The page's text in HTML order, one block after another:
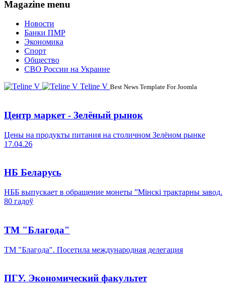
Magazine menu
Новости
Банки ПМР
Экономика
Спорт
Общество
СВО России на Украине
Teline V Best News Template For Joomla
Центр маркет - Зелёный рынок
Цены на продукты питания на столичном Зелёном рынке
17.04.26
НБ Беларусь
НББ выпускает в обращение монеты ”Мінскі трактарны завод.
80 гадоў
ТМ "Благода"
ТМ "Благода". Посетила международная делегация
ПГУ. Экономический факультет